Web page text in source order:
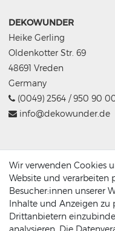
DEKOWUNDER
Heike Gerling
Oldenkotter Str. 69
48691 Vreden
Germany
(0049) 2564 / 950 90
info@dekowunder.de
ZAHLUNGSARTEN
Wir verwenden Cookies
Website und verarbeiten
Besucher:innen unserer
Inhalte und Anzeigen zu
Drittanbietern
analysieren. Die